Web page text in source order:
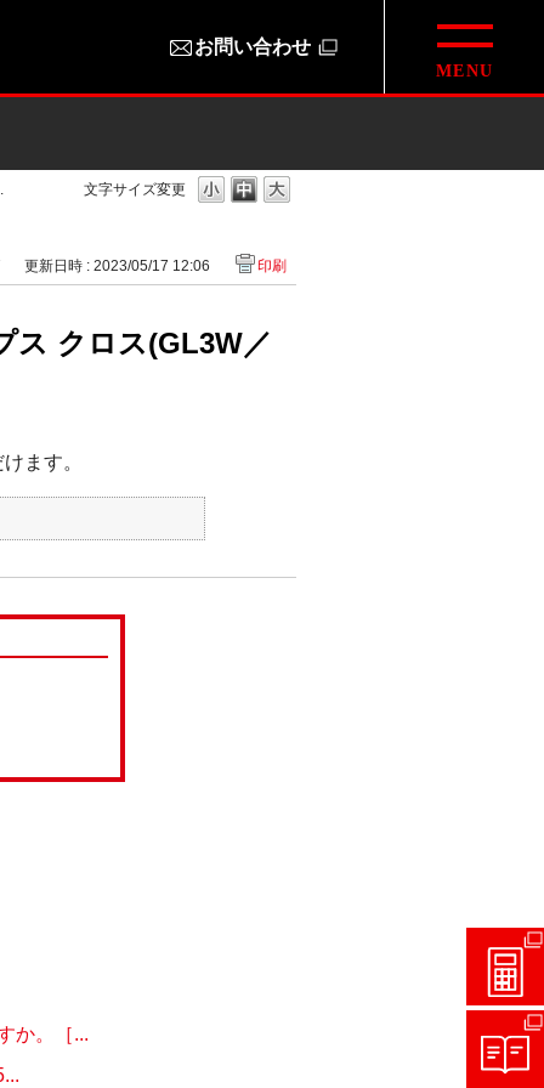
お問い合わせ
文字サイズ変更
更新日時 : 2023/05/17 12:06 印刷
ス クロス(GL3W／
ます。
か。［...